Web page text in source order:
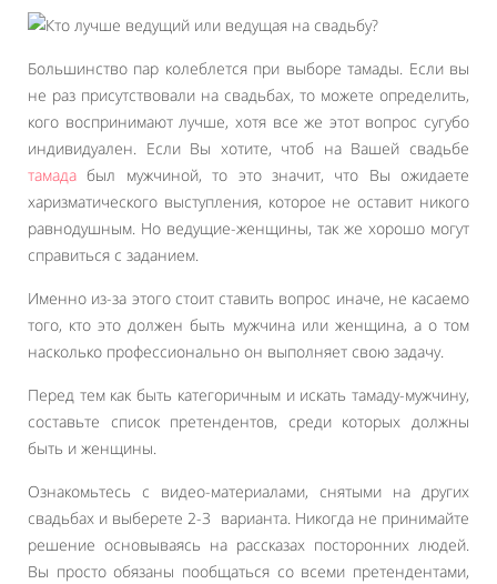
Большинство пар колеблется при выборе тамады. Если вы
не раз присутствовали на свадьбах, то можете определить,
кого воспринимают лучше, хотя все же этот вопрос сугубо
индивидуален. Если Вы хотите, чтоб на Вашей свадьбе
тамада был мужчиной, то это значит, что Вы ожидаете
харизматического выступления, которое не оставит никого
равнодушным. Но ведущие-женщины, так же хорошо могут
справиться с заданием.
Именно из-за этого стоит ставить вопрос иначе, не касаемо
того, кто это должен быть мужчина или женщина, а о том
насколько профессионально он выполняет свою задачу.
Перед тем как быть категоричным и искать тамаду-мужчину,
составьте список претендентов, среди которых должны
быть и женщины.
Ознакомьтесь с видео-материалами, снятыми на других
свадьбах и выберете 2-3 варианта. Никогда не принимайте
решение основываясь на рассказах посторонних людей.
Вы просто обязаны пообщаться со всеми претендентами,